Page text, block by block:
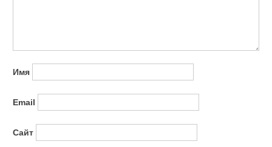
Имя
Email
Сайт